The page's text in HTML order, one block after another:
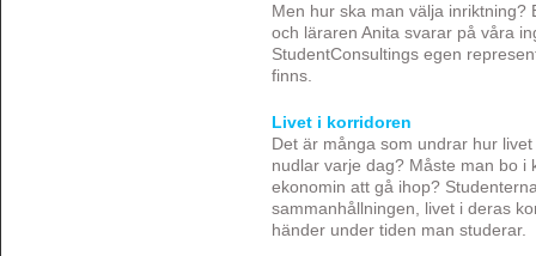
Men hur ska man välja inriktning?
och läraren Anita svarar på våra
StudentConsultings egen
finns.
Livet i korridoren
Det är många som undrar hur
nudlar varje dag? Måste man bo i
ekonomin att gå ihop?
sammanhållningen, livet i deras
händer under tiden man studerar.